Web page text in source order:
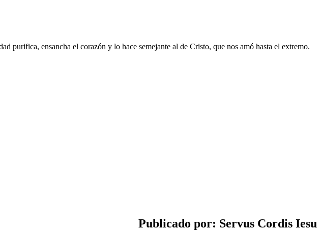
purifica, ensancha el corazón y lo hace semejante al de Cristo, que nos amó hasta el extremo.
Publicado por: Servus Cordis Iesu